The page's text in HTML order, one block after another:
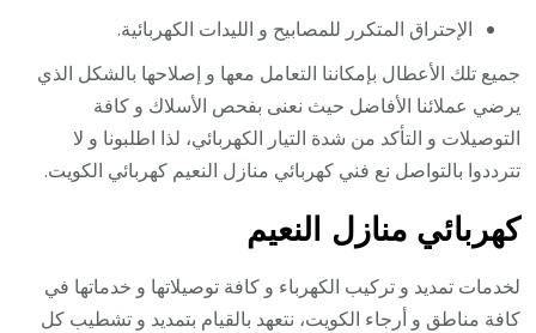
الإحتراق المتكرر للمصابيح و الليدات الكهربائية.
جميع تلك الأعطال بإمكاننا التعامل معها و إصلاحها بالشكل الذي
يرضي عملائنا الأفاضل حيث نعنى بفحص الأسلاك و كافة
التوصيلات و التأكد من شدة التيار الكهربائي، لذا اطلبونا و لا
تترددوا بالتواصل نع فني كهربائي منازل النعيم كهربائي الكويت.
كهربائي منازل النعيم
لخدمات تمديد و تركيب الكهرباء و كافة توصيلاتها و خدماتها في
كافة مناطق و أرجاء الكويت، نتعهد بالقيام بتمديد و تشطيب كل